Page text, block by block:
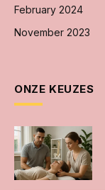
February 2024
November 2023
ONZE KEUZES